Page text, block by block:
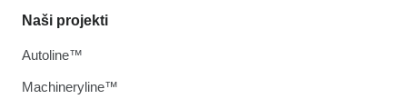
Naši projekti
Autoline™
Machineryline™